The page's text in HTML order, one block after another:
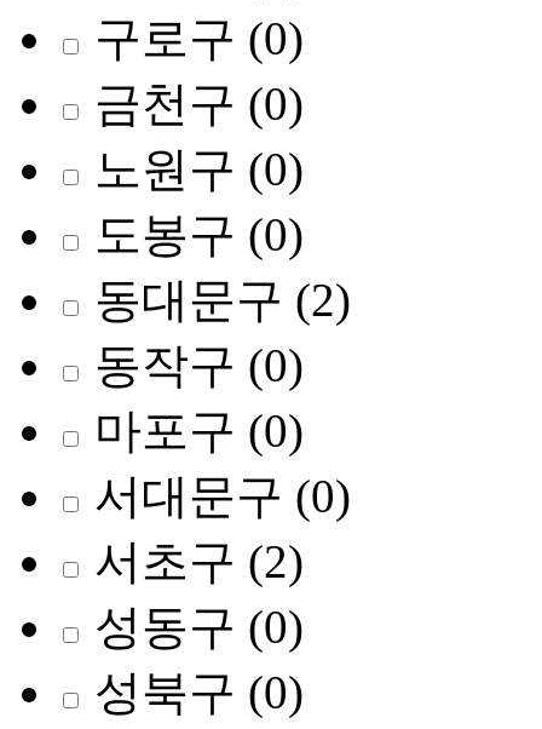
구로구 (0)
금천구 (0)
노원구 (0)
도봉구 (0)
동대문구 (2)
동작구 (0)
마포구 (0)
서대문구 (0)
서초구 (2)
성동구 (0)
성북구 (0)